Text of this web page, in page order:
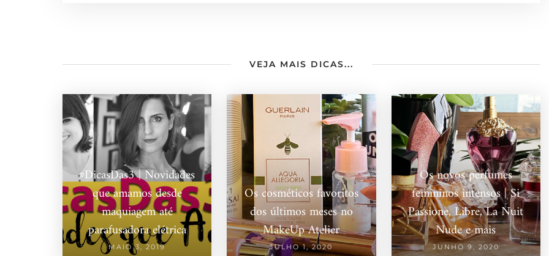
VEJA MAIS DICAS...
#DicasDas3 | Novidades
que amamos desde
maquiagem até
parafusadora elétrica
MAIO 3, 2019
Os cosméticos favoritos
dos últimos meses no
MakeUp Atelier
JULHO 1, 2020
Os novos perfumes
femininos intensos | Si
Passione, Libre, La Nuit
Nude e mais
JUNHO 9, 2020